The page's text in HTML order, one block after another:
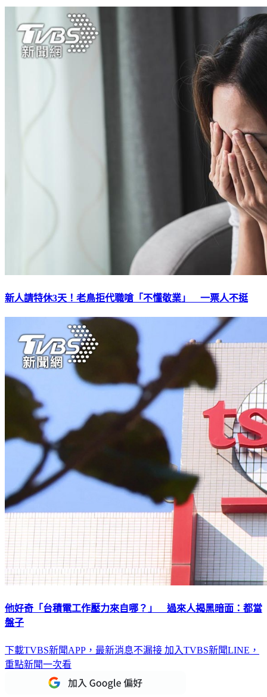
新人請特休3天！老鳥拒代職嗆「不懂敬業」 一票人不挺
他好奇「台積電工作壓力來自哪？」 過來人揭黑暗面：都當
盤子
下載TVBS新聞APP，最新消息不漏接 加入TVBS新聞LINE，
重點新聞一次看